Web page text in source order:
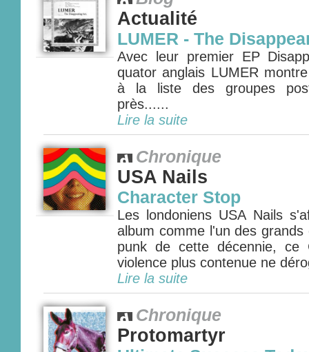
Actualité
LUMER - The
Avec leur premier EP
quator anglais LUMER
à la liste des groupes
près......
Lire la suite
Chronique
USA Nails
Character Stop
Les londoniens USA Nails
album comme l'un des
punk de cette décennie, ce
violence plus contenue ne
Lire la suite
Chronique
Protomartyr